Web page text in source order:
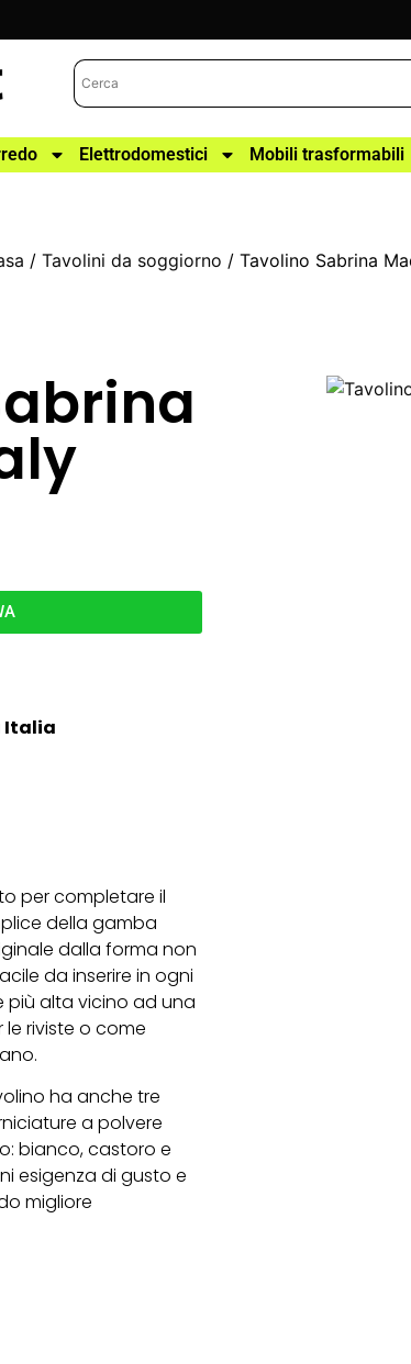
Elettrodomestici Mobili trasformabili
/Tavolini da soggiorno / Tavolino Sabrina
Italia
per completare il
della gamba
dalla forma non
da inserire in ogni
più alta vicino ad una
riviste o come
ha anche tre
a polvere
bianco, castoro e
esigenza di gusto e
migliore